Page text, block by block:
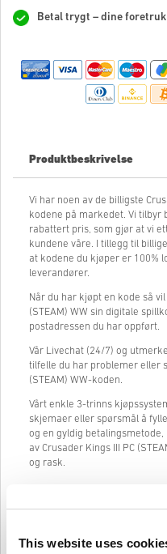
This website uses
Betal trygt – dine
Produktbeskrivelse
Vi har noen av de billigste
kodene på markedet. Vi
rabattert pris, som gjør at vi
kundene våre. I tillegg til
at kodene du kjøper er 100%
leverandører.
Når du har kjøpt en kode så
(STEAM) WW sin digitale
postadressen du har oppført.
Vår Livechat (24/7) og
tilfelle du har problemer eller
(STEAM) WW-koden.
Vårt enkle 3-trinns
skjemaer eller spørsmål å
og en gyldig
av Crusader Kings III PC
og rask.